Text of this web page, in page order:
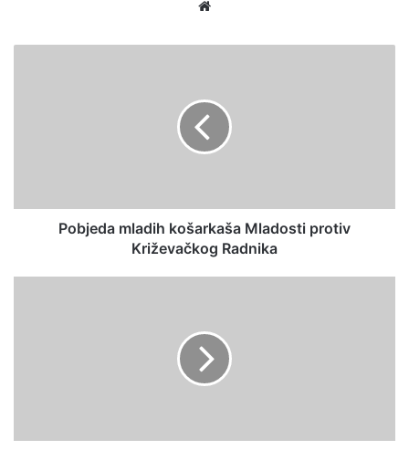
te
Pobjeda mladih košarkaša Mladosti protiv
Križevačkog Radnika